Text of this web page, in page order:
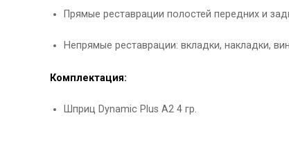
Прямые реставрации полостей передних и
Непрямые реставрации: вкладки, накладки,
Комплектация:
Шприц Dynamic Plus А2 4 гр.